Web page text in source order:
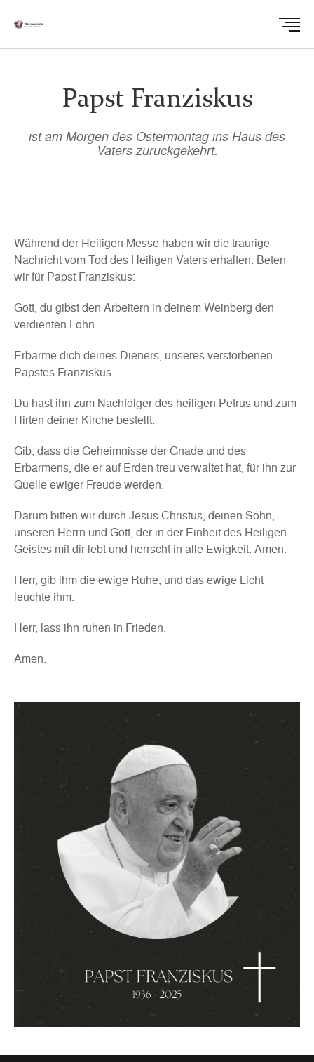
Papst Franziskus
ist am Morgen des Ostermontag ins Haus des
Vaters zurückgekehrt.
Während der Heiligen Messe haben wir die traurige
Nachricht vom Tod des Heiligen Vaters erhalten. Beten
wir für Papst Franziskus:
Gott, du gibst den Arbeitern in deinem Weinberg den
verdienten Lohn.
Erbarme dich deines Dieners, unseres verstorbenen
Papstes Franziskus.
Du hast ihn zum Nachfolger des heiligen Petrus und zum
Hirten deiner Kirche bestellt.
Gib, dass die Geheimnisse der Gnade und des
Erbarmens, die er auf Erden treu verwaltet hat, für ihn zur
Quelle ewiger Freude werden.
Darum bitten wir durch Jesus Christus, deinen Sohn,
unseren Herrn und Gott, der in der Einheit des Heiligen
Geistes mit dir lebt und herrscht in alle Ewigkeit. Amen.
Herr, gib ihm die ewige Ruhe, und das ewige Licht
leuchte ihm.
Herr, lass ihn ruhen in Frieden.
Amen.